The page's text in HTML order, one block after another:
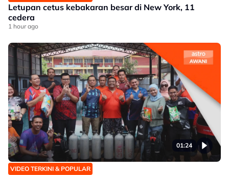
Letupan cetus kebakaran besar di New York, 11
cedera
1 hour ago
01:24
VIDEO TERKINI & POPULAR